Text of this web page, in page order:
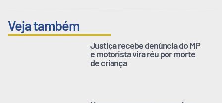
Veja também
Justiça recebe denúncia do MP
e motorista vira réu por morte
de criança